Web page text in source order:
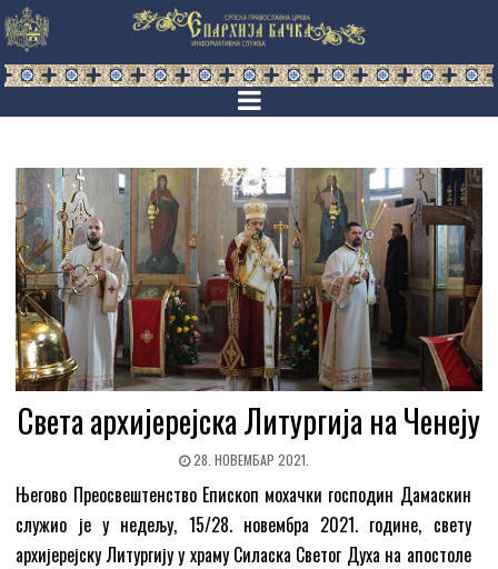
Света архијерејска Литургија на Ченеју
28. НОВЕМБАР 2021.
Његово Преосвештенство Епископ мохачки господин Дамаскин
служио је у недељу, 15/28. новембра 2021. године, свету
архијерејску Литургију у храму Силаска Светог Духа на апостоле